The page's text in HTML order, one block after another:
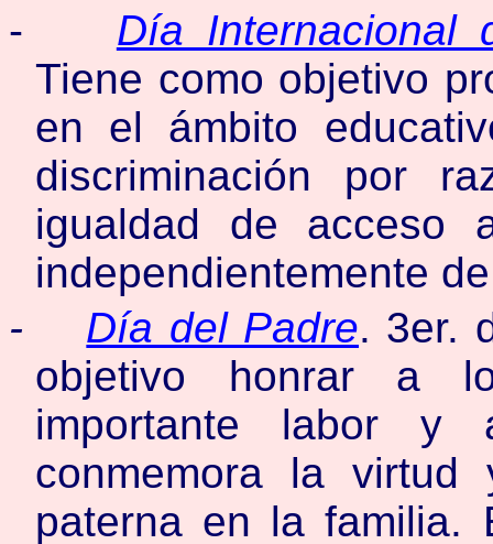
- Día Internacional
Tiene como objetivo
en el ámbito
discriminación por
igualdad de acceso
independientemente
- Día del Padre. 3er.
objetivo honrar a
importante labor y
conmemora la
paterna en la familia.